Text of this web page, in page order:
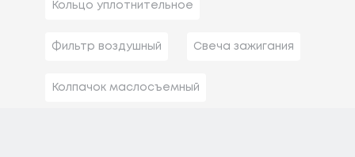
Кольцо уплотнительное
Фильтр воздушный Свеча зажигания
Колпачок маслосъемный